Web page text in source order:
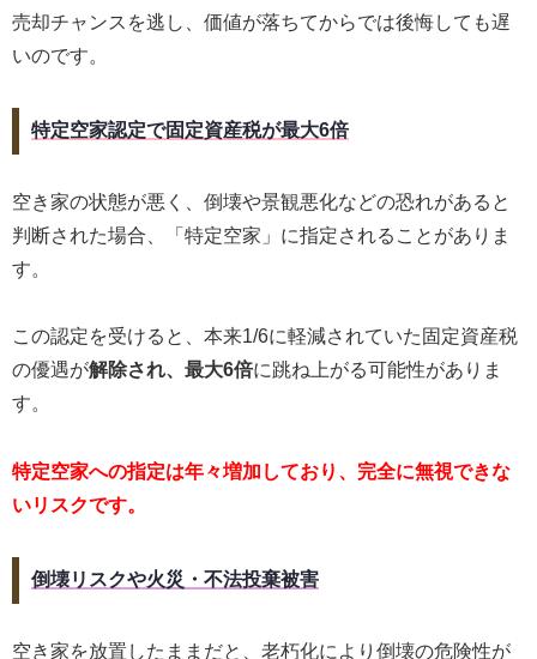
売却チャンスを逃し、価値が落ちてからでは後悔しても遅
いのです。
特定空家認定で固定資産税が最大6倍
空き家の状態が悪く、倒壊や景観悪化などの恐れがあると
判断された場合、「特定空家」に指定されることがありま
す。
この認定を受けると、本来1/6に軽減されていた固定資産税
の優遇が解除され、最大6倍に跳ね上がる可能性がありま
す。
特定空家への指定は年々増加しており、完全に無視できな
いリスクです。
倒壊リスクや火災・不法投棄被害
空き家を放置したままだと、老朽化により倒壊の危険性が